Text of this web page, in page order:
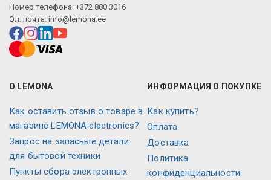
Номер телефона: +372 880 3016
Эл. почта: info@lemona.ee
О LEMONA
Как оставить отзыв о товаре в
магазине LEMONA electronics?
Запрос на запасные детали
для бытовой техники
Пункты сбора электронных
ИНФОРМАЦИЯ О ПОКУПКЕ
Как купить?
Оплата
Доставка
Политика
конфиденциальности